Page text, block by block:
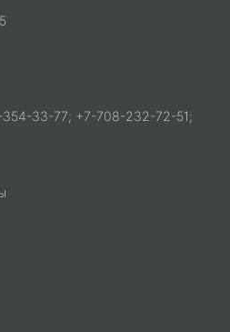
33-77; +7-708-232-72-51;